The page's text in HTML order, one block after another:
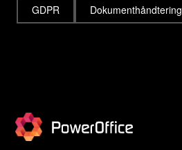
GDPR
Dokumenthåndtering